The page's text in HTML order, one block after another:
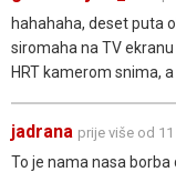
hahahaha, deset puta
siromaha na TV
HRT kamerom snima,
jadrana prije više od
To je nama nasa borba